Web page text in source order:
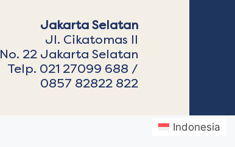
Jakarta Selatan
Jl. Cikatomas II
No. 22 Jakarta Selatan
Telp. 021 27099 688 /
0857 82822 822
Indonesia